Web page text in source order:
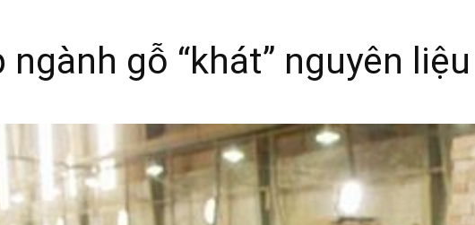
gỗ “khát” nguyên